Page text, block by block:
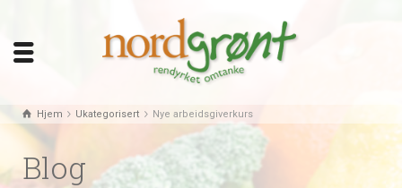
Hjem Ukategorisert Nye arbeidsgiverkurs
Blog